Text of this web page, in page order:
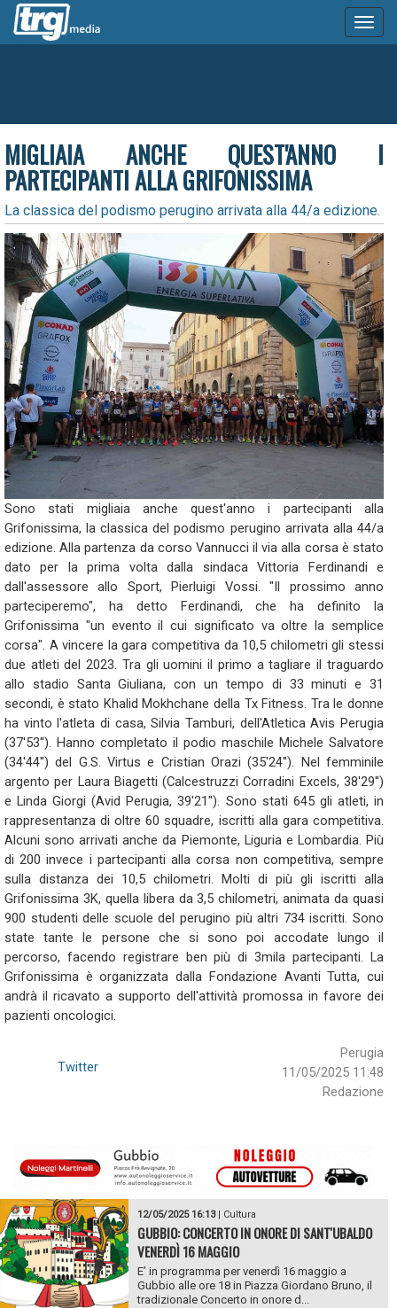
MIGLIAIA ANCHE QUEST'ANNO I
PARTECIPANTI ALLA GRIFONISSIMA
La classica del podismo perugino arrivata alla 44/a edizione.
Sono stati migliaia anche quest'anno i partecipanti alla
Grifonissima, la classica del podismo perugino arrivata alla 44/a
edizione. Alla partenza da corso Vannucci il via alla corsa è stato
dato per la prima volta dalla sindaca Vittoria Ferdinandi e
dall'assessore allo Sport, Pierluigi Vossi. "Il prossimo anno
parteciperemo", ha detto Ferdinandi, che ha definito la
Grifonissima "un evento il cui significato va oltre la semplice
corsa". A vincere la gara competitiva da 10,5 chilometri gli stessi
due atleti del 2023. Tra gli uomini il primo a tagliare il traguardo
allo stadio Santa Giuliana, con un tempo di 33 minuti e 31
secondi, è stato Khalid Mokhchane della Tx Fitness. Tra le donne
ha vinto l'atleta di casa, Silvia Tamburi, dell'Atletica Avis Perugia
(37'53''). Hanno completato il podio maschile Michele Salvatore
(34'44'') del G.S. Virtus e Cristian Orazi (35'24''). Nel femminile
argento per Laura Biagetti (Calcestruzzi Corradini Excels, 38'29'')
e Linda Giorgi (Avid Perugia, 39'21''). Sono stati 645 gli atleti, in
rappresentanza di oltre 60 squadre, iscritti alla gara competitiva.
Alcuni sono arrivati anche da Piemonte, Liguria e Lombardia. Più
di 200 invece i partecipanti alla corsa non competitiva, sempre
sulla distanza dei 10,5 chilometri. Molti di più gli iscritti alla
Grifonissima 3K, quella libera da 3,5 chilometri, animata da quasi
900 studenti delle scuole del perugino più altri 734 iscritti. Sono
state tante le persone che si sono poi accodate lungo il
percorso, facendo registrare ben più di 3mila partecipanti. La
Grifonissima è organizzata dalla Fondazione Avanti Tutta, cui
andrà il ricavato a supporto dell'attività promossa in favore dei
pazienti oncologici.
Perugia
11/05/2025 11:48
Redazione
Twitter
12/05/2025 16:13| Cultura
GUBBIO: CONCERTO IN ONORE DI SANT'UBALDO
VENERDÌ 16 MAGGIO
E’ in programma per venerdì 16 maggio a
Gubbio alle ore 18 in Piazza Giordano Bruno, il
tradizionale Concerto in onore d...